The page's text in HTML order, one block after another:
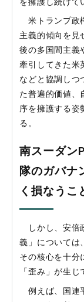
米トランプ政
主義的傾向を見
後の多国間主義
牽引してきた米
などと協調しつ
た普遍的価値、
序を擁護する姿
る。
南スーダン
隊のガバナ
く損なうこ
しかし、安倍
義」については
その核心を十分
「歪み」が生
例えば、国連